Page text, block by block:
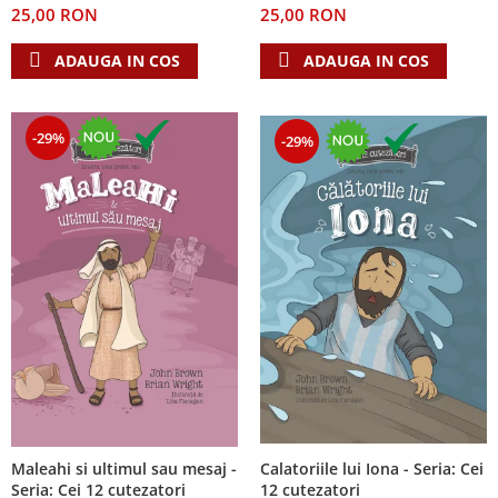
Teologie
A doua venire
Dogmatica
Istoria Bisericii
Misiune
Viata crestina
Contemporaneitate
Devotional
Diverse
Lupta Spirituala
Schimbarea caracterului
Slujire
Suferinta
Viata din belsug
Viata de zi cu zi
25,00 RON
ADAUGA IN COS
25,00 RON
ADAUGA IN COS
-29%
Maleahi si ultimul sau mesaj -
Seria: Cei 12 cutezatori
-29%
Calatoriile lui Iona - Seria: Cei
12 cutezatori